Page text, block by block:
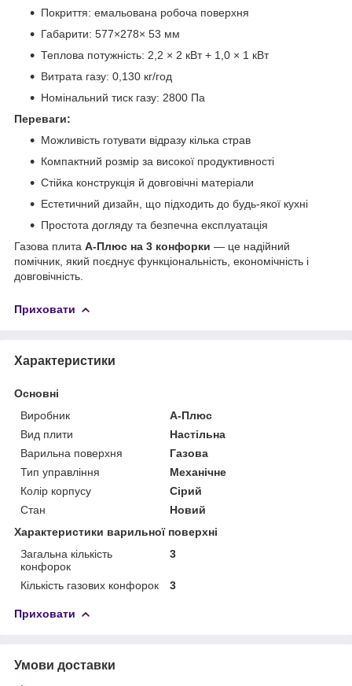
Покриття: емальована робоча поверхня
Габарити: 577×278× 53 мм
Теплова потужність: 2,2 × 2 кВт + 1,0 × 1 кВт
Витрата газу: 0,130 кг/год
Номінальний тиск газу: 2800 Па
Переваги:
Можливість готувати відразу кілька страв
Компактний розмір за високої продуктивності
Стійка конструкція й довговічні матеріали
Естетичний дизайн, що підходить до будь-якої кухні
Простота догляду та безпечна експлуатація
Газова плита A-Плюс на 3 конфорки — це надійний
помічник, який поєднує функціональність, економічність і
довговічність.
Приховати
Характеристики
Основні
Виробник
А-Плюс
Вид плити
Настільна
Варильна поверхня
Газова
Тип управління
Механічне
Колір корпусу
Сірий
Стан
Новий
Характеристики варильної поверхні
Загальна кількість
конфорок
3
Кількість газових конфорок 3
Приховати
Умови доставки